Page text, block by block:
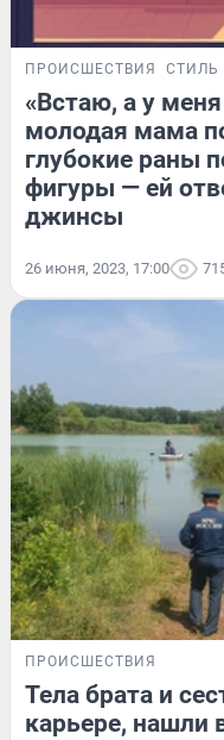
ПРОИСШЕСТВИЯ СТИЛЬ
«Встаю, а у
молодая мама
глубокие раны
фигуры — ей
джинсы
26 июня, 2023, 17:00
ПРОИСШЕСТВИЯ
Тела брата и
карьере, нашли